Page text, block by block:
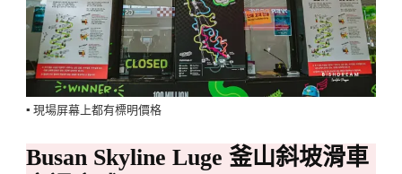
▪️ 現場屏幕上都有標明價格
Busan Skyline Luge 釜山斜坡滑車